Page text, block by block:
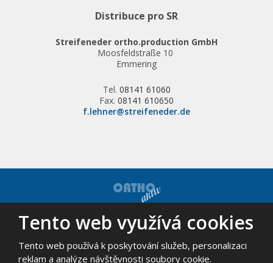
Distribuce pro SR
Streifeneder ortho.production GmbH
Moosfeldstraße 10
Emmering
Tel. 08141 61060
Fax. 08141 610650
f.lehner@streifeneder.de
© 2026, ORTHO-AKTIV, spol. s r.o. - všechna práva vyhrazena
Mapa stránek | Podmínky použití
VYROBILA
Tento web využívá cookies
Tento web používá k poskytování služeb, personalizaci
reklam a analýze návštěvnosti soubory cookie.